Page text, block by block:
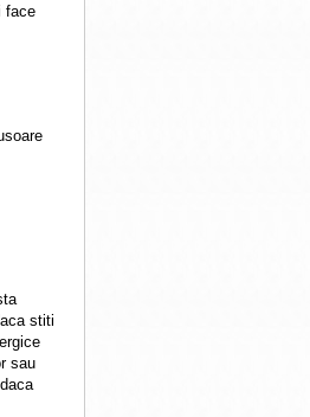
face
stiti
sau